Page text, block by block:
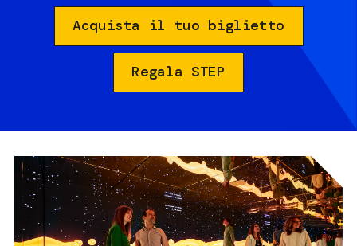
Acquista il tuo biglietto
Regala STEP